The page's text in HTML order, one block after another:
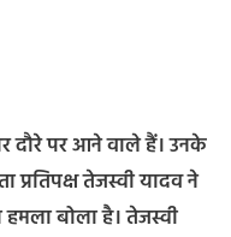
दौरे पर आने वाले हैं। उनके
प्रतिपक्ष तेजस्वी यादव ने
बोला है। तेजस्वी